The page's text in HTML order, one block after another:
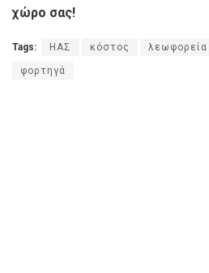
χώρο σας!
Tags: ΗΑΣ κόστος λεωφορεία
φορτηγά